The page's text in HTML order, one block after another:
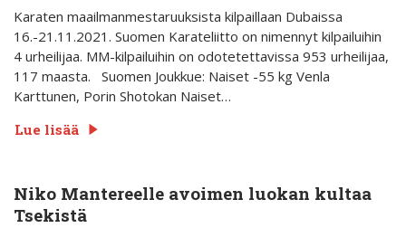
Karaten maailmanmestaruuksista kilpaillaan Dubaissa
16.-21.11.2021. Suomen Karateliitto on nimennyt kilpailuihin
4 urheilijaa. MM-kilpailuihin on odotetettavissa 953 urheilijaa,
117 maasta. Suomen Joukkue: Naiset -55 kg Venla
Karttunen, Porin Shotokan Naiset…
Lue lisää
Niko Mantereelle avoimen luokan kultaa
Tsekistä